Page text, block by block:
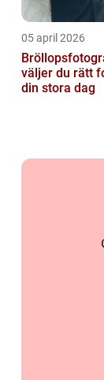
05 april 2026
väljer du rätt
din stora dag